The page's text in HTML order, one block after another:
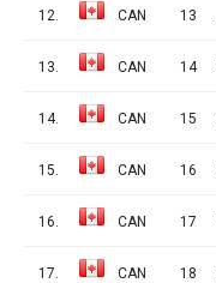
12. CAN 13
13. CAN 14
14. CAN 15
15. CAN 16
16. CAN 17
17. CAN 18